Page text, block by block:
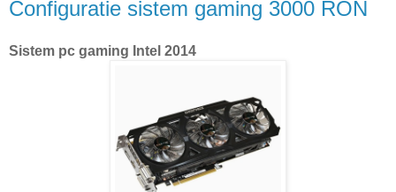
Configuratie sistem gaming 3000 RON
Sistem pc gaming Intel 2014